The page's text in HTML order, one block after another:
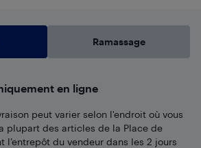
Ramassage
en ligne
peut varier selon l'endroit où vous
plupart des articles de la Place de
l’entrepôt du vendeur dans les 2 jours